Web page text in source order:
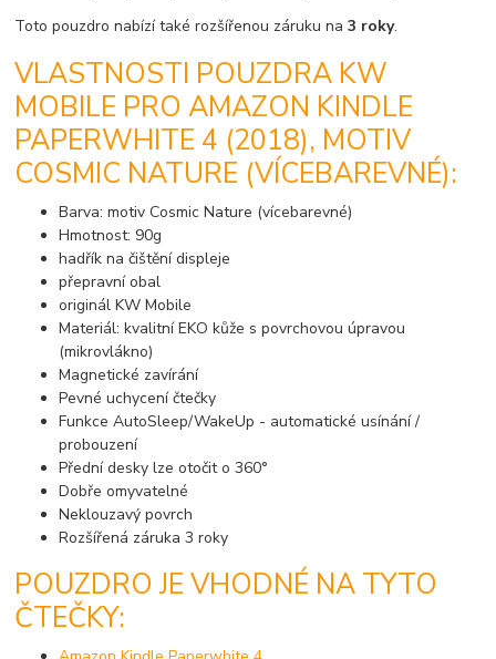
Toto pouzdro nabízí také rozšířenou záruku na3 roky.
VLASTNOSTI POUZDRA KW
MOBILE PRO AMAZON KINDLE
PAPERWHITE 4 (2018), MOTIV
COSMIC NATURE (VÍCEBAREVNÉ):
Barva: motiv Cosmic Nature (vícebarevné)
Hmotnost: 90g
hadřík na čištění displeje
přepravní obal
originál KW Mobile
Materiál: kvalitní EKO kůže s povrchovou úpravou
(mikrovlákno)
Magnetické zavírání
Pevné uchycení čtečky
Funkce AutoSleep/WakeUp - automatické usínání /
probouzení
Přední desky lze otočit o 360°
Dobře omyvatelné
Neklouzavý povrch
Rozšířená záruka 3 roky
POUZDRO JE VHODNÉ NA TYTO
ČTEČKY: